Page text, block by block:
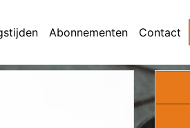
Abonnementen Contact